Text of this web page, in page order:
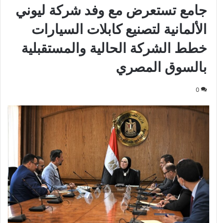
جامع تستعرض مع وفد شركة ليوني
الألمانية لتصنيع كابلات السيارات
خطط الشركة الحالية والمستقبلية
بالسوق المصري
0